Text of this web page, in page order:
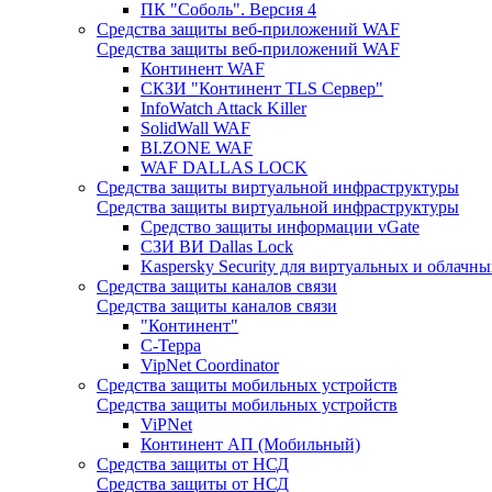
ПК "Соболь". Версия 4
Средства защиты веб-приложений WAF
Средства защиты веб-приложений WAF
Континент WAF
СКЗИ "Континент TLS Сервер"
InfoWatch Attack Killer
SolidWall WAF
BI.ZONE WAF
WAF DALLAS LOCK
Средства защиты виртуальной инфраструктуры
Средства защиты виртуальной инфраструктуры
Средство защиты информации vGate
СЗИ ВИ Dallas Lock
Kaspersky Security для виртуальных и
Средства защиты каналов связи
Средства защиты каналов связи
"Континент"
С-Терра
VipNet Coordinator
Средства защиты мобильных устройств
Средства защиты мобильных устройств
ViPNet
Континент АП (Мобильный)
Средства защиты от НСД
Средства защиты от НСД